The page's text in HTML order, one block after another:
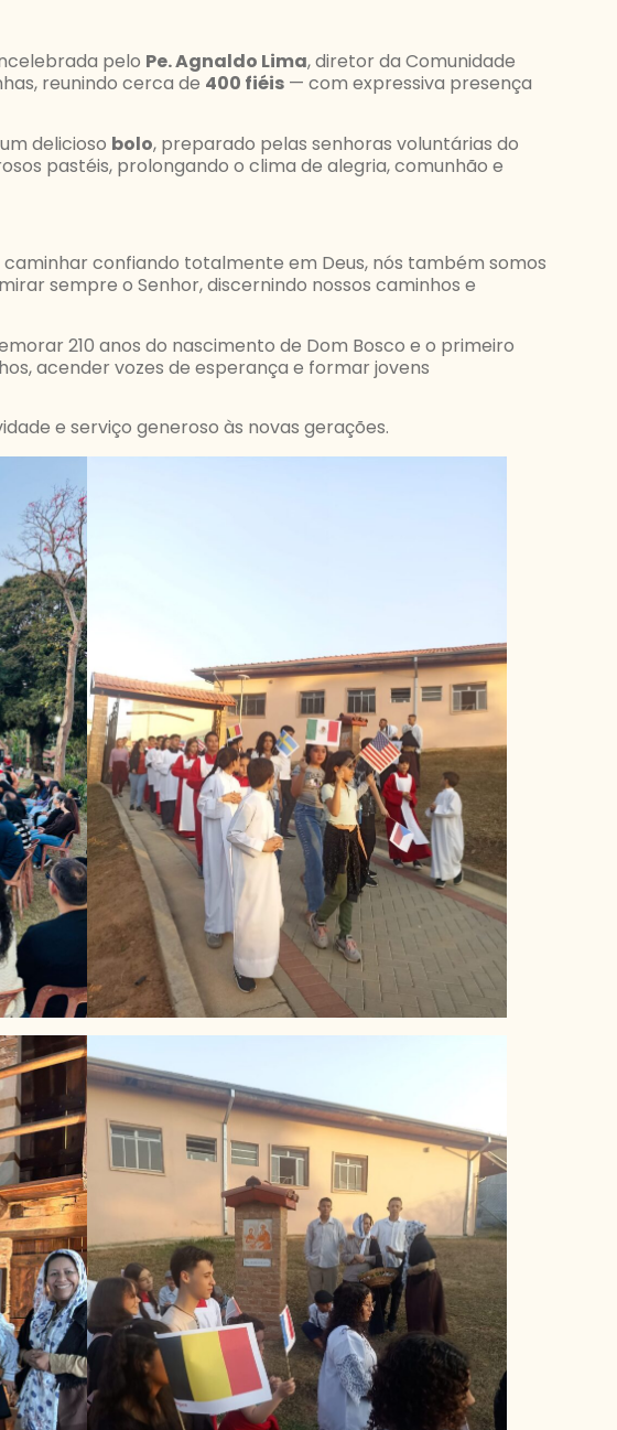
pelo Pe. Agnaldo Lima, diretor da Comunidade
reunindo cerca de 400 fiéis — com expressiva presença
delicioso bolo, preparado pelas senhoras voluntárias do
pastéis, prolongando o clima de alegria, comunhão e
confiando totalmente em Deus, nós também somos
sempre o Senhor, discernindo nossos caminhos e
210 anos do nascimento de Dom Bosco e o primeiro
acender vozes de esperança e formar jovens
e serviço generoso às novas gerações.